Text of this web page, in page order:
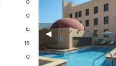
0
0
↻
15
0
◀︎